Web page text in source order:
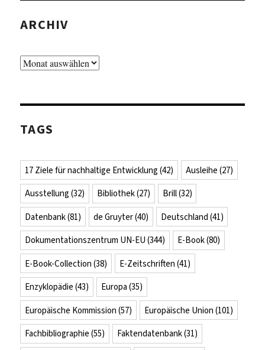
ARCHIV
Archiv
TAGS
17 Ziele für nachhaltige Entwicklung (42) Ausleihe (27)
Ausstellung (32) Bibliothek(27) Brill(32)
Datenbank(81) de Gruyter(40) Deutschland (41)
Dokumentationszentrum UN-EU (344) E-Book(80)
E-Book-Collection (38) E-Zeitschriften (41)
Enzyklopädie (43) Europa (35)
Europäische Kommission (57) Europäische Union (101)
Fachbibliographie (55) Faktendatenbank(31)